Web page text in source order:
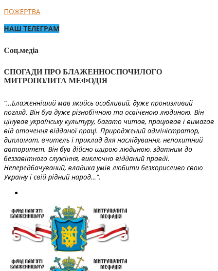
ПОЖЕРТВА
НАШ ТЕЛЕГРАМ
Соц.медіа
СПОГАДИ ПРО БЛАЖЕННОСПОЧИЛОГО
МИТРОПОЛИТА МЕФОДІЯ
“…Блаженніший мав якийсь особливий, дуже пронизливий
погляд. Він був дуже різнобічною та освіченою людиною. Він
цінував українську культуру, багато читав, працював і вимагав
від оточення відданої праці. Природжений адміністратор,
дипломат, вчитель і приклад для наслідування, непохитний
авторитет. Він був дійсно щирою людиною, здатним до
беззавітного служіння, виключно відданий правді.
Непередбачуваний, владика умів любити безкорисливо свою
Україну і свій рідний народ…”.